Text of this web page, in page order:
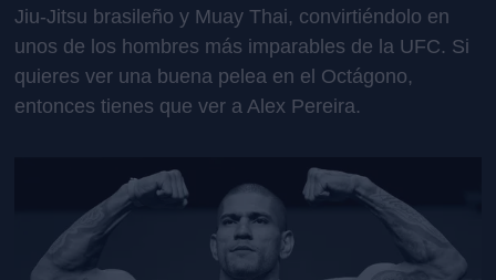
Jiu-Jitsu brasileño y Muay Thai, convirtiéndolo en
unos de los hombres más imparables de la UFC. Si
quieres ver una buena pelea en el Octágono,
entonces tienes que ver a Alex Pereira.